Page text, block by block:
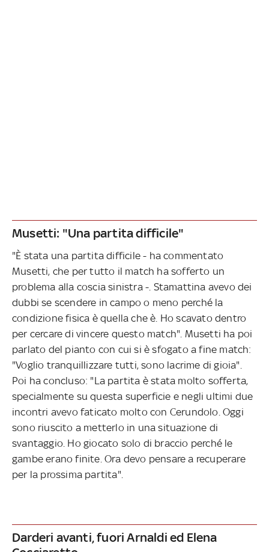
Musetti: "Una partita difficile"
"È stata una partita difficile - ha commentato
Musetti, che per tutto il match ha sofferto un
problema alla coscia sinistra -. Stamattina avevo dei
dubbi se scendere in campo o meno perché la
condizione fisica è quella che è. Ho scavato dentro
per cercare di vincere questo match". Musetti ha poi
parlato del pianto con cui si è sfogato a fine match:
"Voglio tranquillizzare tutti, sono lacrime di gioia".
Poi ha concluso: "La partita è stata molto sofferta,
specialmente su questa superficie e negli ultimi due
incontri avevo faticato molto con Cerundolo. Oggi
sono riuscito a metterlo in una situazione di
svantaggio. Ho giocato solo di braccio perché le
gambe erano finite. Ora devo pensare a recuperare
per la prossima partita".
Darderi avanti, fuori Arnaldi ed Elena